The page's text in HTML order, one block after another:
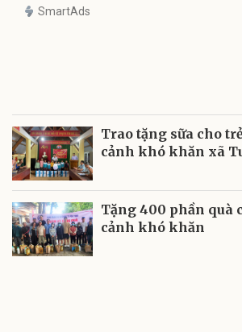
SmartAds
Trao tặng sữa cho
cảnh khó khăn xã
Tặng 400 phần quà
cảnh khó khăn